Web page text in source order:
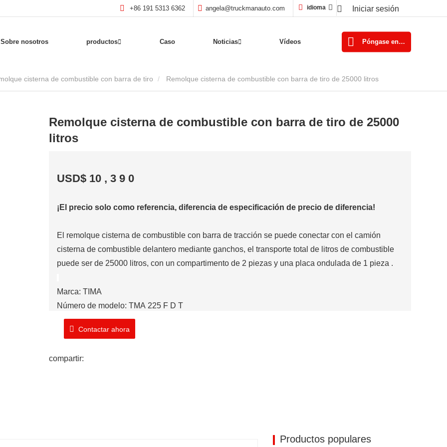
+86 191 5313 6362 angela@truckmanauto.com idioma Iniciar sesión
Sobre nosotros productos Caso Noticias Vídeos Póngase en contacto con nosotros
cisterna de combustible con barra de tiro Remolque cisterna de combustible con barra de tiro de 25000 litros
Remolque cisterna de combustible con barra de tiro de 25000
litros
USD$ 10 , 3 9 0
¡El precio solo como referencia, diferencia de especificación de precio de diferencia!
El remolque cisterna de combustible con barra de tracción se puede conectar con el camión
cisterna de combustible delantero mediante ganchos, el transporte total de litros de combustible
puede ser de 25000 litros, con un compartimento de 2 piezas y una placa ondulada de 1 pieza .
Marca: TIMA
Número de modelo: TMA 225 F D T
Tiempo de envío: 10-20 días laborables
Contactar ahora
compartir:
Productos populares